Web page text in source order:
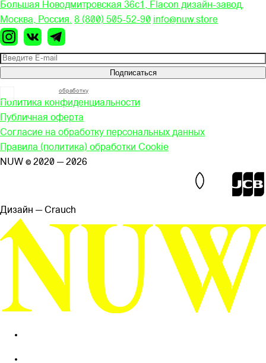
Большая Новодмитровская 36c1, Flacon дизайн-завод,
Москва, Россия. 8 (800) 505-52-90 info@nuw.store
Подписаться
обработку
Политика конфиденциальности
Публичная оферта
Согласие на обработку персональных данных
Правила (политика) обработки Cookie
NUW © 2020 — 2026
Дизайн — Сrauch